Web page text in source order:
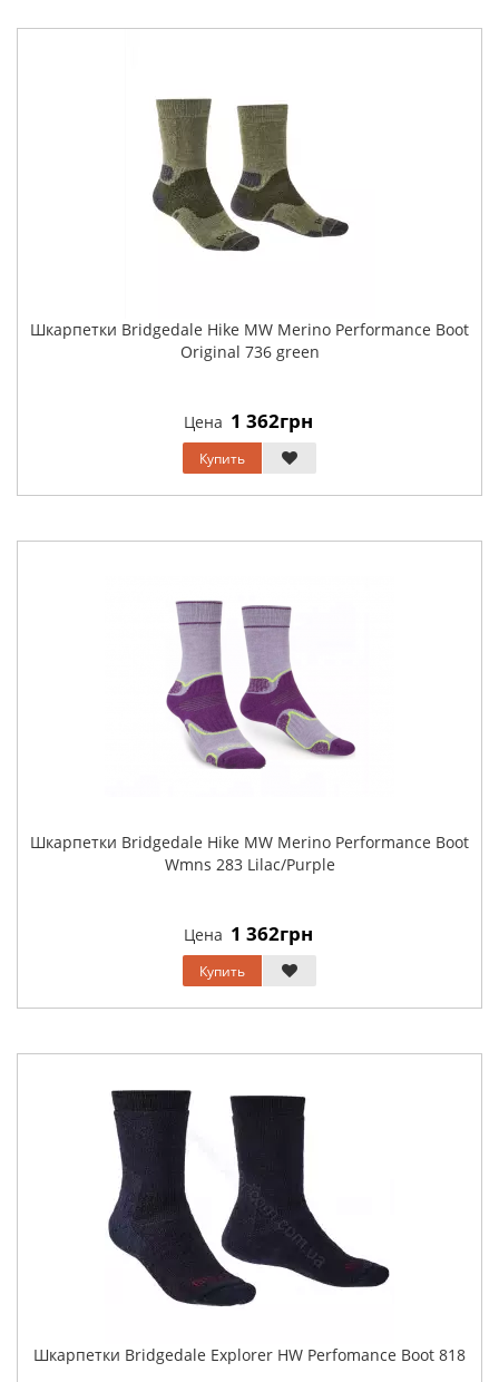
Шкарпетки Bridgedale Hike MW Merino Performance Boot
Original 736 green
Цена 1 362грн
Купить
Шкарпетки Bridgedale Hike MW Merino Performance Boot
Wmns 283 Lilac/Purple
Цена 1 362грн
Купить
Шкарпетки Bridgedale Explorer HW Perfomance Boot 818